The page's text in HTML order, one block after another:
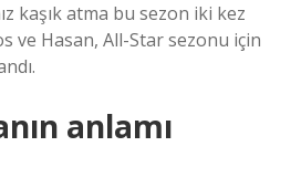
kaşık atma bu sezon iki kez
ve Hasan, All-Star sezonu için
anlamı